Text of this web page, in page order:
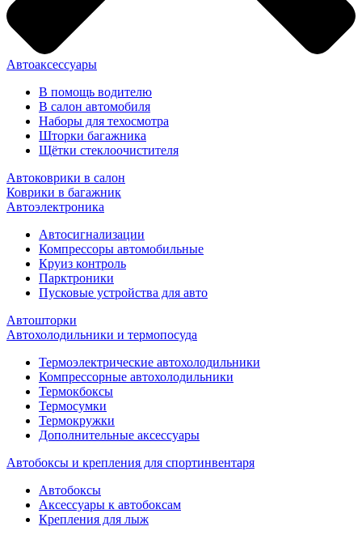
Автоаксессуары
В помощь водителю
В салон автомобиля
Наборы для техосмотра
Шторки багажника
Щётки стеклоочистителя
Автоковрики в салон
Коврики в багажник
Автоэлектроника
Автосигнализации
Компрессоры автомобильные
Круиз контроль
Парктроники
Пусковые устройства для авто
Автошторки
Автохолодильники и термопосуда
Термоэлектрические автохолодильники
Компрессорные автохолодильники
Термокбоксы
Термосумки
Термокружки
Дополнительные аксессуары
Автобоксы и крепления для спортинвентаря
Автобоксы
Аксессуары к автобоксам
Крепления для лыж